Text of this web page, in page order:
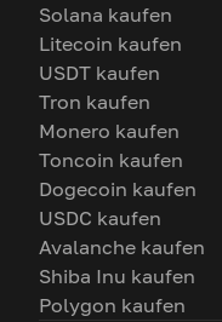
Solana kaufen
Litecoin kaufen
USDT kaufen
Tron kaufen
Monero kaufen
Toncoin kaufen
Dogecoin kaufen
USDC kaufen
Avalanche kaufen
Shiba Inu kaufen
Polygon kaufen